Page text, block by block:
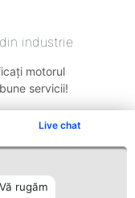
Live chat
rugăm
industrie
motorul
servicii!